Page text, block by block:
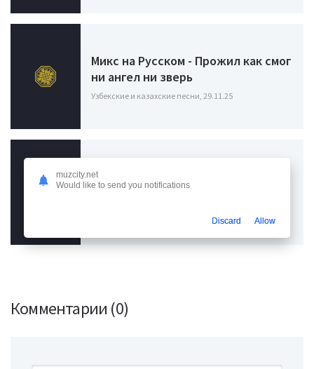
Микс на Русском - Прожил как смог
ни ангел ни зверь
Узбекские и казахские песни, 29.11.25
Miyagi, Mav-d, Ollane - В краях
далеких сердца согреет
Комментарии (0)
muzcity.net
Would like to send you notifications
Discard Allow